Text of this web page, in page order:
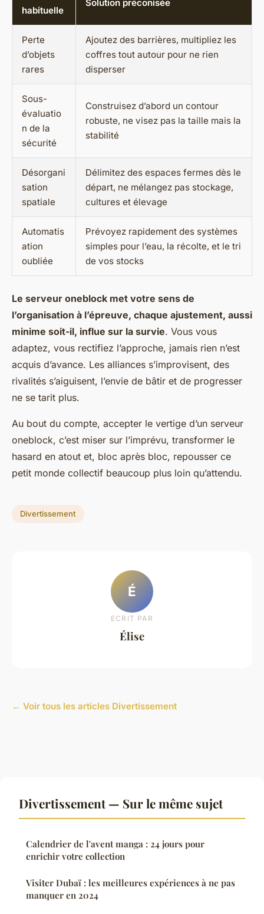
habituelle
Solution préconisée
Perte
d’objets
rares
Ajoutez des barrières, multipliez les
coffres tout autour pour ne rien
disperser
Sous-
évaluatio
n de la
sécurité
Construisez d’abord un contour
robuste, ne visez pas la taille mais la
stabilité
Désorgani
sation
spatiale
Délimitez des espaces fermes dès le
départ, ne mélangez pas stockage,
cultures et élevage
Automatis
ation
oubliée
Prévoyez rapidement des systèmes
simples pour l’eau, la récolte, et le tri
de vos stocks
Le serveur oneblock met votre sens de
l’organisation à l’épreuve, chaque ajustement, aussi
minime soit-il, influe sur la survie. Vous vous
adaptez, vous rectifiez l’approche, jamais rien n’est
acquis d’avance. Les alliances s’improvisent, des
rivalités s’aiguisent, l’envie de bâtir et de progresser
ne se tarit plus.
Au bout du compte, accepter le vertige d’un serveur
oneblock, c’est miser sur l’imprévu, transformer le
hasard en atout et, bloc après bloc, repousser ce
petit monde collectif beaucoup plus loin qu’attendu.
Divertissement
É
ECRIT PAR
Élise
← Voir tous les articles Divertissement
Divertissement — Sur le même sujet
Calendrier de l'avent manga : 24 jours pour
enrichir votre collection
Visiter Dubaï : les meilleures expériences à ne pas
manquer en 2024